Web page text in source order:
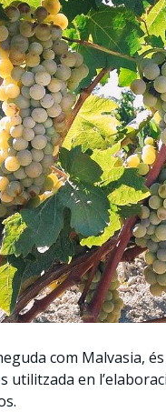
com Malvasia,
utilitzada en